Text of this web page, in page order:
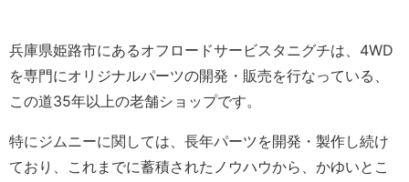
兵庫県姫路市にあるオフロードサービスタニグチは、4WD
を専門にオリジナルパーツの開発・販売を行なっている、
この道35年以上の老舗ショップです。
特にジムニーに関しては、長年パーツを開発・製作し続け
ており、これまでに蓄積されたノウハウから、かゆいとこ